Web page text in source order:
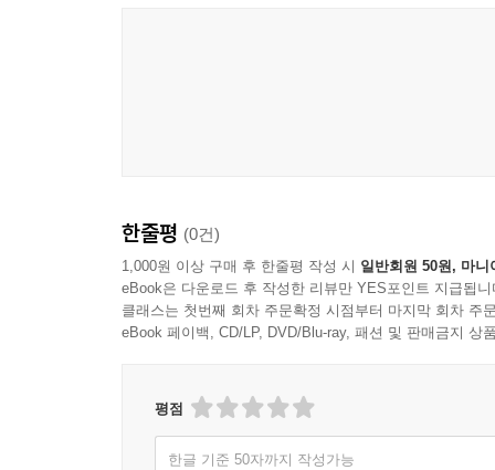
한줄평 (0건)
1,000원 이상 구매 후 한줄평 작성 시 일반회원 50원, 마니
eBook은 다운로드 후 작성한 리뷰만 YES포인트 지급됩니
클래스는 첫번째 회차 주문확정 시점부터 마지막 회차 주
eBook 페이백, CD/LP, DVD/Blu-ray, 패션 및 판매금지 상
평점
한글 기준 50자까지 작성가능